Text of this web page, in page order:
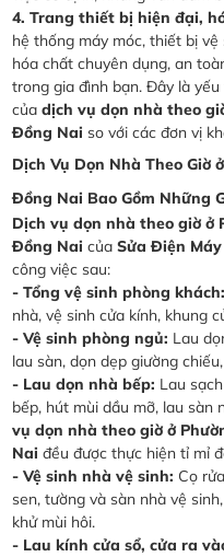
4. Trang thiết bị hiện đại,
hệ thống máy móc, thiết bị
hóa chất chuyên dụng, an
trong gia đình bạn. Đây là
củadịch vụ dọn nhà theo
Đồng Nai so với các đơn vị
Dịch Vụ Dọn Nhà Theo Giờ
Đồng Nai Bao Gồm Những
Dịch vụ dọn nhà theo giờ ở
Đồng Nai củaSửa Điện
công việc sau:
- Tổng vệ sinh phòng khách:
nhà, vệ sinh cửa kính, khung
- Vệ sinh phòng ngủ: Lau
lau sàn, dọn dẹp giường
- Lau dọn nhà bếp: Lau
bếp, hút mùi dầu mỡ, lau
vụ dọn nhà theo giờ ở
Nai đều được thực hiện tỉ mỉ
- Vệ sinh nhà vệ sinh: Cọ
sen, tường và sàn nhà vệ
khử mùi hôi.
- Lau kính cửa sổ, cửa ra